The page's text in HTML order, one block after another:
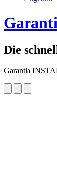
Die
Garantia